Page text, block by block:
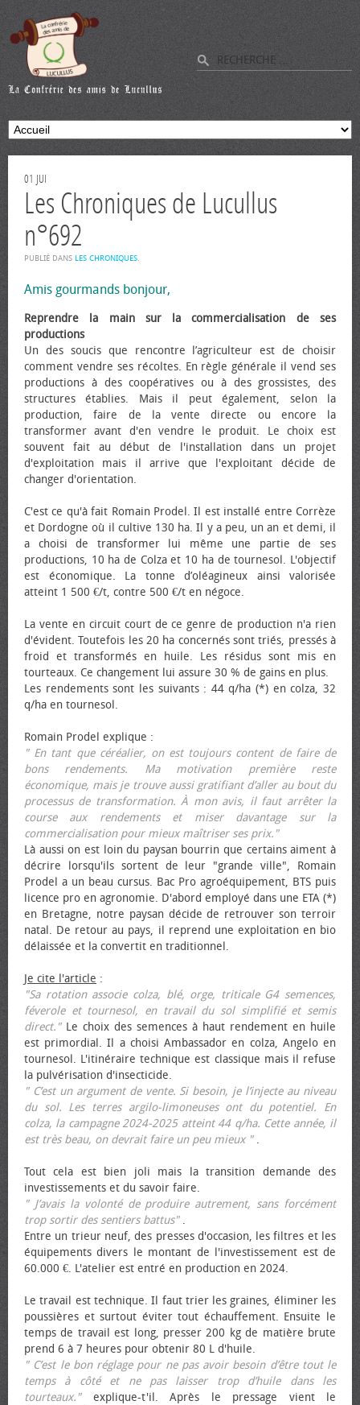
01 JUI
Les Chroniques de Lucullus
n°692
PUBLIÉ DANS LES CHRONIQUES.
Amis gourmands bonjour,
Reprendre la main sur la commercialisation de ses
productions
Un des soucis que rencontre l’agriculteur est de choisir
comment vendre ses récoltes. En règle générale il vend ses
productions à des coopératives ou à des grossistes, des
structures établies. Mais il peut également, selon la
production, faire de la vente directe ou encore la
transformer avant d'en vendre le produit. Le choix est
souvent fait au début de l'installation dans un projet
d'exploitation mais il arrive que l'exploitant décide de
changer d'orientation.
C'est ce qu'à fait Romain Prodel. Il est installé entre Corrèze
et Dordogne où il cultive 130 ha. Il y a peu, un an et demi, il
a choisi de transformer lui même une partie de ses
productions, 10 ha de Colza et 10 ha de tournesol. L'objectif
est économique. La tonne d’oléagineux ainsi valorisée
atteint 1 500 €/t, contre 500 €/t en négoce.
La vente en circuit court de ce genre de production n'a rien
d'évident. Toutefois les 20 ha concernés sont triés, pressés à
froid et transformés en huile. Les résidus sont mis en
tourteaux. Ce changement lui assure 30 % de gains en plus.
Les rendements sont les suivants : 44 q/ha (*) en colza, 32
q/ha en tournesol.
Romain Prodel explique :
" En tant que céréalier, on est toujours content de faire de
bons rendements. Ma motivation première reste
économique, mais je trouve aussi gratifiant d’aller au bout du
processus de transformation. À mon avis, il faut arrêter la
course aux rendements et miser davantage sur la
commercialisation pour mieux maîtriser ses prix."
Là aussi on est loin du paysan bourrin que certains aiment à
décrire lorsqu'ils sortent de leur "grande ville", Romain
Prodel a un beau cursus. Bac Pro agroéquipement, BTS puis
licence pro en agronomie. D'abord employé dans une ETA (*)
en Bretagne, notre paysan décide de retrouver son terroir
natal. De retour au pays, il reprend une exploitation en bio
délaissée et la convertit en traditionnel.
Je cite l'article :
"Sa rotation associe colza, blé, orge, triticale G4 semences,
féverole et tournesol, en travail du sol simplifié et semis
direct."Le choix des semences à haut rendement en huile
est primordial. Il a choisi Ambassador en colza, Angelo en
tournesol. L'itinéraire technique est classique mais il refuse
la pulvérisation d'insecticide.
" C’est un argument de vente. Si besoin, je l’injecte au niveau
du sol. Les terres argilo-limoneuses ont du potentiel. En
colza, la campagne 2024-2025 atteint 44 q/ha. Cette année, il
est très beau, on devrait faire un peu mieux ".
Tout cela est bien joli mais la transition demande des
investissements et du savoir faire.
" J’avais la volonté de produire autrement, sans forcément
trop sortir des sentiers battus".
Entre un trieur neuf, des presses d'occasion, les filtres et les
équipements divers le montant de l'investissement est de
60.000 €. L'atelier est entré en production en 2024.
Le travail est technique. Il faut trier les graines, éliminer les
poussières et surtout éviter tout échauffement. Ensuite le
temps de travail est long, presser 200 kg de matière brute
prend 6 à 7 heures pour obtenir 80 L d'huile.
" C’est le bon réglage pour ne pas avoir besoin d’être tout le
temps à côté et ne pas laisser trop d’huile dans les
tourteaux."explique-t'il. Après le pressage vient le